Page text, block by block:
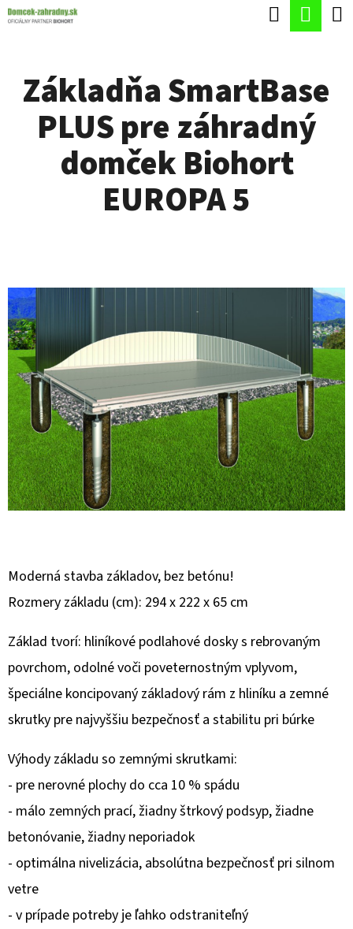
Prejsť
Hľadať
Základňa SmartBase
PLUS pre záhradný
domček Biohort
EUROPA 5
Moderná stavba základov, bez betónu!
Rozmery základu (cm): 294 x 222 x 65 cm
Základ tvorí: hliníkové podlahové dosky s rebrovaným
povrchom, odolné voči poveternostným vplyvom,
špeciálne koncipovaný základový rám z hliníku a zemné
skrutky pre najvyššiu bezpečnosť a stabilitu pri búrke
Výhody základu so zemnými skrutkami:
- pre nerovné plochy do cca 10 % spádu
- málo zemných prací, žiadny štrkový podsyp, žiadne
betonóvanie, žiadny neporiadok
- optimálna nivelizácia, absolútna bezpečnosť pri silnom
vetre
- v prípade potreby je ľahko odstraniteľný
K
B
U
J
E
T
E
N
Á
J
S
?
HĽADAŤ
D
P
O
R
Ú
Č
A
M